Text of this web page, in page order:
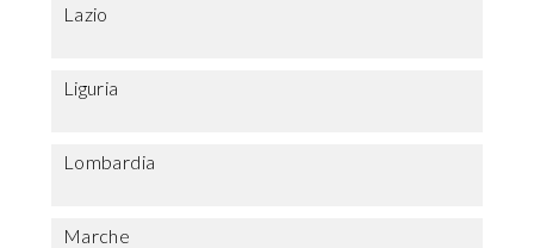
Lazio
Liguria
Lombardia
Marche